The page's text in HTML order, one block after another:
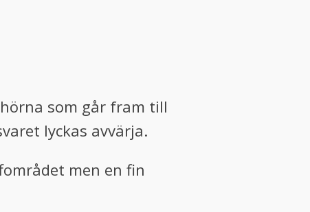
som går fram till
lyckas avvärja.
men en fin